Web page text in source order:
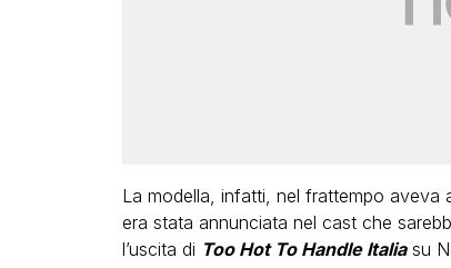
La modella, infatti, nel frattempo aveva
era stata annunciata nel cast che
l’uscita di Too Hot To Handle Italiasu